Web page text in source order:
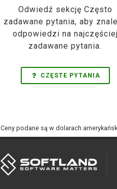
Odwiedź sekcję Często
zadawane pytania, aby
odpowiedzi na najczęściej
zadawane pytania.
CZĘSTE PYTANIA
Ceny podane są w dolarach